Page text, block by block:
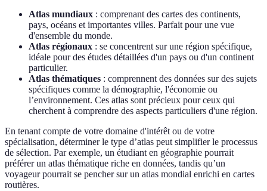
Atlas mundiaux : comprenant des cartes des continents,
pays, océans et importantes villes. Parfait pour une vue
d'ensemble du monde.
Atlas régionaux : se concentrent sur une région spécifique,
idéale pour des études détaillées d'un pays ou d'un continent
particulier.
Atlas thématiques : comprennent des données sur des sujets
spécifiques comme la démographie, l'économie ou
l’environnement. Ces atlas sont précieux pour ceux qui
cherchent à comprendre des aspects particuliers d'une région.
En tenant compte de votre domaine d'intérêt ou de votre
spécialisation, déterminer le type d’atlas peut simplifier le processus
de sélection. Par exemple, un étudiant en géographie pourrait
préférer un atlas thématique riche en données, tandis qu’un
voyageur pourrait se pencher sur un atlas mondial enrichi en cartes
routières.